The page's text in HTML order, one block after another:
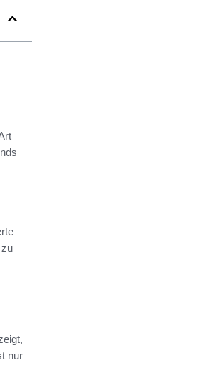
nur